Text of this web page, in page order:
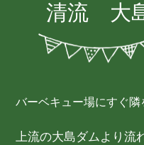
清流 大
バーベキュー場にすぐ隣
上流の大島ダムより流